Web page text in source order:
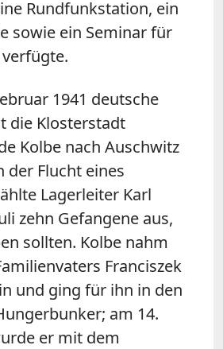
Rundfunkstation, ein
sowie ein Seminar für
1941 deutsche
die Klosterstadt
Kolbe nach Auschwitz
der Flucht eines
Lagerleiter Karl
zehn Gefangene aus,
sollten. Kolbe nahm
Franciszek
und ging für ihn in den
am 14.
er mit dem